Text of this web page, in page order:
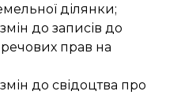
ділянки;
до записів до
прав на
до свідоцтва про